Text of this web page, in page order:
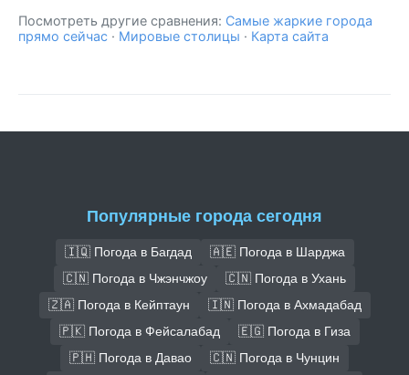
Посмотреть другие сравнения: Самые жаркие города
прямо сейчас · Мировые столицы · Карта сайта
Популярные города сегодня
🇮🇶 Погода в Багдад
🇦🇪 Погода в Шарджа
🇨🇳 Погода в Чжэнчжоу
🇨🇳 Погода в Ухань
🇿🇦 Погода в Кейптаун
🇮🇳 Погода в Ахмадабад
🇵🇰 Погода в Фейсалабад
🇪🇬 Погода в Гиза
🇵🇭 Погода в Давао
🇨🇳 Погода в Чунцин